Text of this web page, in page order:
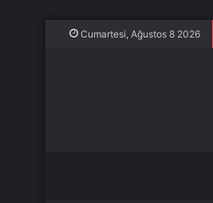
Cumartesi, Ağustos 8 2026